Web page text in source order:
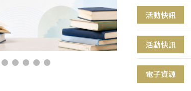
活動快訊
活動快訊
電子資源